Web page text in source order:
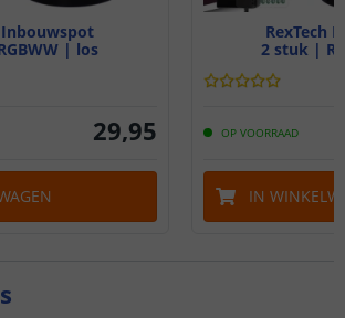
Inbouwspot
| los
29,95
RexTech
2 stuk |
OP VOORRAAD
IN